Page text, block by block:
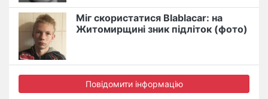
Міг скористатися Blablacar: на
Житомирщині зник підліток (фото)
Повідомити інформацію